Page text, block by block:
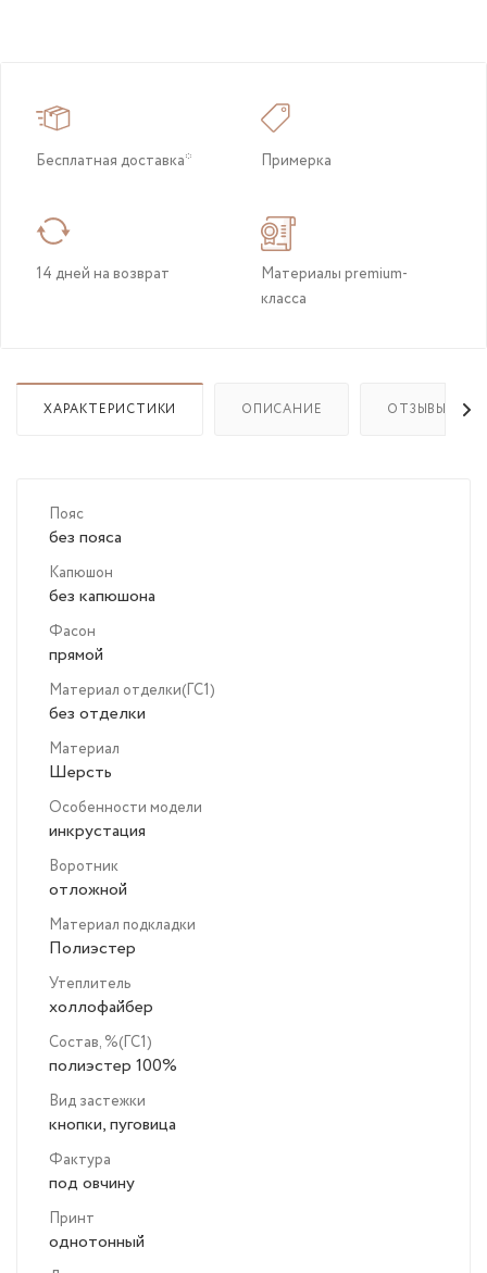
Бесплатная доставка* Примерка
14 дней на возврат
Материалы premium-
класса
ХАРАКТЕРИСТИКИ ОПИСАНИЕ ОТЗЫВЫ
Пояс
без пояса
Капюшон
без капюшона
Фасон
прямой
Материал отделки(ГС1)
без отделки
Материал
Шерсть
Особенности модели
инкрустация
Воротник
отложной
Материал подкладки
Полиэстер
Утеплитель
холлофайбер
Состав, %(ГС1)
полиэстер 100%
Вид застежки
кнопки, пуговица
Фактура
под овчину
Принт
однотонный